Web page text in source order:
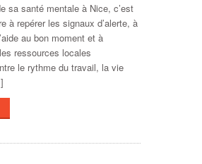
sa santé mentale à Nice, c’est
à repérer les signaux d’alerte, à
au bon moment et à
ressources locales
le rythme du travail, la vie